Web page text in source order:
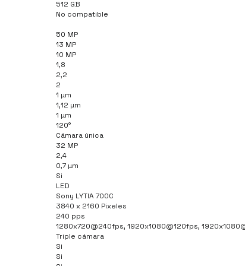
512 GB
No compatible
50 MP
13 MP
10 MP
1,8
2,2
2
1 µm
1,12 µm
1 µm
120°
Cámara única
32 MP
2,4
0,7 µm
Si
LED
Sony LYTIA 700C
3840 x 2160 Pixeles
240 pps
1280x720@240fps, 1920x1080@120fps,
Triple cámara
Si
Si